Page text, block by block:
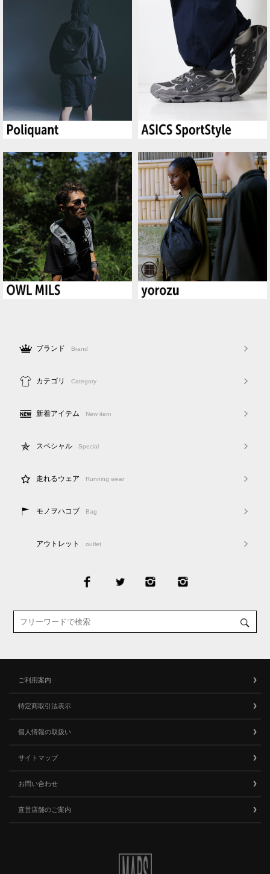
ブランド Brand
カテゴリ Category
新着アイテム New item
スペシャル Special
走れるウェア Running wear
モノヲハコブ Bag
アウトレット outlet
ご利用案内
特定商取引法表示
個人情報の取扱い
サイトマップ
お問い合わせ
直営店舗のご案内